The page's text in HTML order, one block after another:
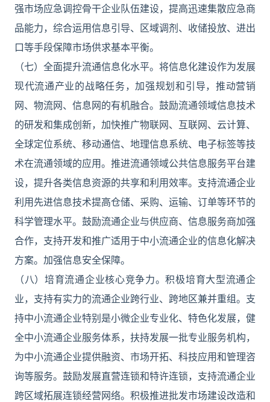
强市场应急调控骨干企业队伍建设，提高迅速集散应急商
品能力，综合运用信息引导、区域调剂、收储投放、进出
口等手段保障市场供求基本平衡。
（七）全面提升流通信息化水平。将信息化建设作为发展
现代流通产业的战略任务，加强规划和引导，推动营销
网、物流网、信息网的有机融合。鼓励流通领域信息技术
的研发和集成创新，加快推广物联网、互联网、云计算、
全球定位系统、移动通信、地理信息系统、电子标签等技
术在流通领域的应用。推进流通领域公共信息服务平台建
设，提升各类信息资源的共享和利用效率。支持流通企业
利用先进信息技术提高仓储、采购、运输、订单等环节的
科学管理水平。鼓励流通企业与供应商、信息服务商加强
合作，支持开发和推广适用于中小流通企业的信息化解决
方案。加强信息安全保障。
（八）培育流通企业核心竞争力。积极培育大型流通企
业，支持有实力的流通企业跨行业、跨地区兼并重组。支
持中小流通企业特别是小微企业专业化、特色化发展，健
全中小流通企业服务体系，扶持发展一批专业服务机构，
为中小流通企业提供融资、市场开拓、科技应用和管理咨
询等服务。鼓励发展直营连锁和特许连锁，支持流通企业
跨区域拓展连锁经营网络。积极推进批发市场建设改造和